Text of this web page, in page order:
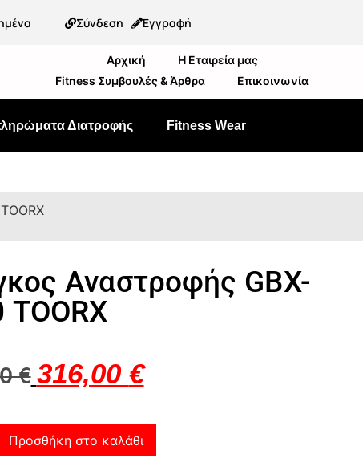
Σύνδεση Εγγραφή
Αρχική
Η Εταιρεία μας
Fitness Συμβουλές & Άρθρα
Επικοινωνία
Διατροφής Fitness Wear
Αναστροφής GBX-
TOORX
€ 316,00 €
Προσθήκη στο καλάθι